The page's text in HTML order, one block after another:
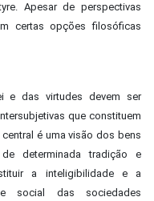
Apesar de perspectivas
certas opções filosóficas
e das virtudes devem ser
que constituem
é uma visão dos bens
determinada tradição e
a inteligibilidade e a
social das sociedades